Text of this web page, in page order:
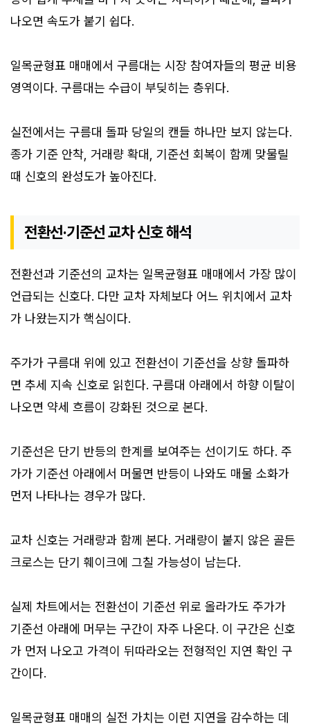
나오면 속도가 붙기 쉽다.
일목균형표 매매에서 구름대는 시장 참여자들의 평균 비용
영역이다. 구름대는 수급이 부딪히는 층위다.
실전에서는 구름대 돌파 당일의 캔들 하나만 보지 않는다.
종가 기준 안착, 거래량 확대, 기준선 회복이 함께 맞물릴
때 신호의 완성도가 높아진다.
전환선·기준선 교차 신호 해석
전환선과 기준선의 교차는 일목균형표 매매에서 가장 많이
언급되는 신호다. 다만 교차 자체보다 어느 위치에서 교차
가 나왔는지가 핵심이다.
주가가 구름대 위에 있고 전환선이 기준선을 상향 돌파하
면 추세 지속 신호로 읽힌다. 구름대 아래에서 하향 이탈이
나오면 약세 흐름이 강화된 것으로 본다.
기준선은 단기 반등의 한계를 보여주는 선이기도 하다. 주
가가 기준선 아래에서 머물면 반등이 나와도 매물 소화가
먼저 나타나는 경우가 많다.
교차 신호는 거래량과 함께 본다. 거래량이 붙지 않은 골든
크로스는 단기 훼이크에 그칠 가능성이 남는다.
실제 차트에서는 전환선이 기준선 위로 올라가도 주가가
기준선 아래에 머무는 구간이 자주 나온다. 이 구간은 신호
가 먼저 나오고 가격이 뒤따라오는 전형적인 지연 확인 구
간이다.
일목균형표 매매의 실전 가치는 이런 지연을 감수하는 데